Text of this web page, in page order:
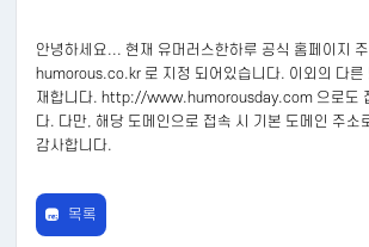
안녕하세요... 현재 유머러스한하루 공식 홈페이지
humorous.co.kr 로 지정 되어있습니다. 이외의 다른
재합니다. http://www.humorousday.com 으로도
다. 다만, 해당 도메인으로 접속 시 기본 도메인 주소
감사합니다.
목록